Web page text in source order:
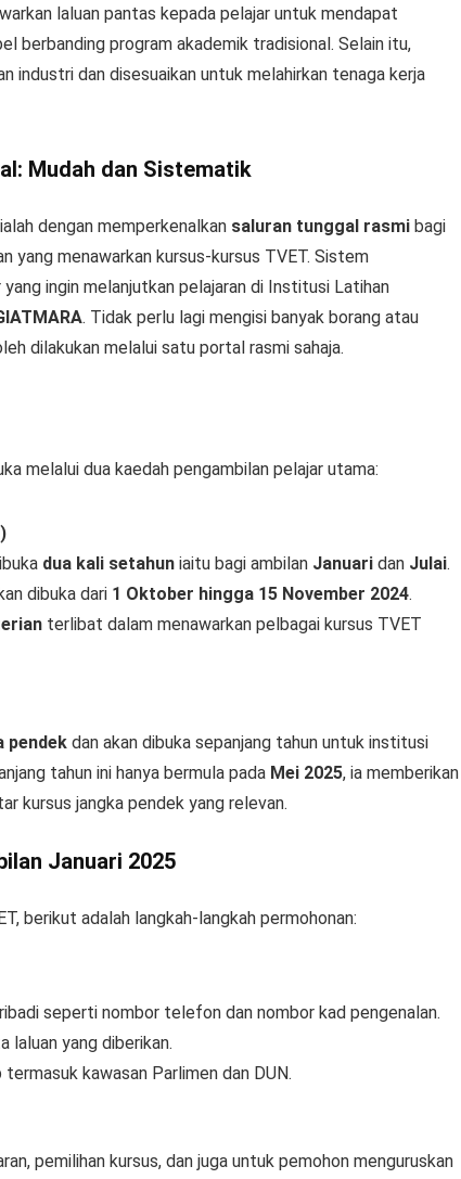
laluan pantas kepada pelajar untuk mendapat
berbanding program akademik tradisional. Selain itu,
industri dan disesuaikan untuk melahirkan tenaga kerja
Mudah dan Sistematik
dengan memperkenalkan saluran tunggal rasmi bagi
yang menawarkan kursus-kursus TVET. Sistem
ingin melanjutkan pelajaran di Institusi Latihan
. Tidak perlu lagi mengisi banyak borang atau
dilakukan melalui satu portal rasmi sahaja.
melalui dua kaedah pengambilan pelajar utama:
dua kali setahun iaitu bagi ambilan Januari dan Julai.
dibuka dari 1 Oktober hingga 15 November 2024.
terlibat dalam menawarkan pelbagai kursus TVET
pendek dan akan dibuka sepanjang tahun untuk institusi
tahun ini hanya bermula pada Mei 2025, ia memberikan
kursus jangka pendek yang relevan.
Januari 2025
berikut adalah langkah-langkah permohonan:
seperti nombor telefon dan nombor kad pengenalan.
laluan yang diberikan.
kawasan Parlimen dan DUN.
pemilihan kursus, dan juga untuk pemohon menguruskan